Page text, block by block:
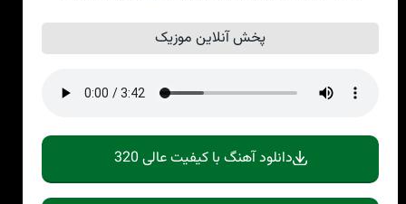
پخش آنلاین موزیک
دانلود آهنگ با کیفیت عالی 320